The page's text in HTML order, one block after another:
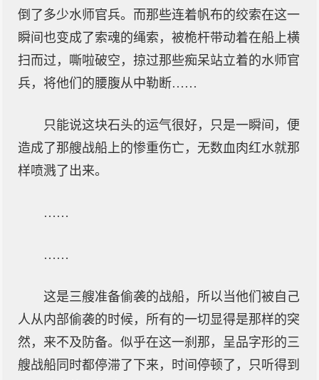
倒了多少水师官兵。而那些连着帆布的绞索在这一
瞬间也变成了索魂的绳索，被桅杆带动着在船上横
扫而过，嘶啦破空，掠过那些痴呆站立着的水师官
兵，将他们的腰腹从中勒断……
只能说这块石头的运气很好，只是一瞬间，便
造成了那艘战船上的惨重伤亡，无数血肉红水就那
样喷溅了出来。
……
……
这是三艘准备偷袭的战船，所以当他们被自己
人从内部偷袭的时候，所有的一切显得是那样的突
然，来不及防备。似乎在这一刹那，呈品字形的三
艘战船同时都停滞了下来，时间停顿了，只听得到